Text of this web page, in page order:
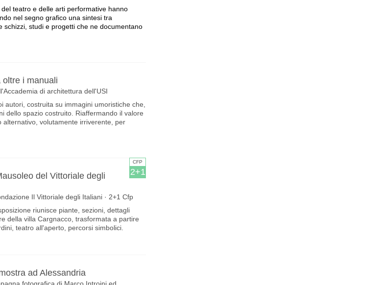
teatro e delle arti performative hanno
nel segno grafico una sintesi tra
studi e progetti che ne documentano
i manuali
di architettura dell'USI
costruita su immagini umoristiche che,
dello spazio costruito. Riaffermando il valore
volutamente irriverente, per
CFP
2+1
del Vittoriale degli
Il Vittoriale degli Italiani · 2+1 Cfp
riunisce piante, sezioni, dettagli
della villa Cargnacco, trasformata a partire
teatro all'aperto, percorsi simbolici.
ad Alessandria